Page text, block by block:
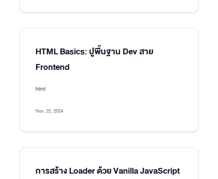
HTML Basics: ปูพื้นฐาน Dev สาย
Frontend
html
Nov. 22, 2024
การสร้าง Loader ด้วย Vanilla JavaScript